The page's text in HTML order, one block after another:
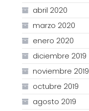
abril 2020
marzo 2020
enero 2020
diciembre 2019
noviembre 2019
octubre 2019
agosto 2019